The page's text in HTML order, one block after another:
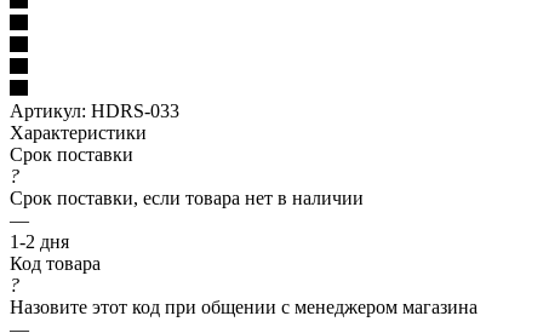
Артикул: HDRS-033
Характеристики
Срок поставки
?
Срок поставки, если товара нет в наличии
—
1-2 дня
Код товара
?
Назовите этот код при общении с менеджером магазина
—